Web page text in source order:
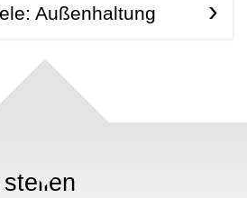
Außenhaltung